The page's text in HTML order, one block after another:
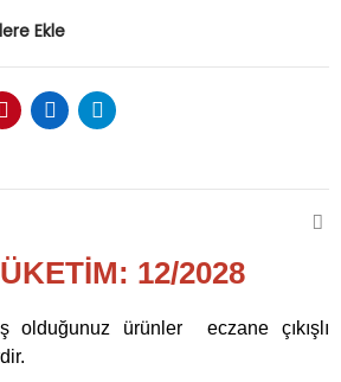
Ekle
12/2028
olduğunuz ürünler eczane çıkışlı